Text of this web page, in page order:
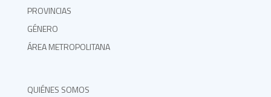
PROVINCIAS
GÉNERO
ÁREA METROPOLITANA
QUIÉNES SOMOS